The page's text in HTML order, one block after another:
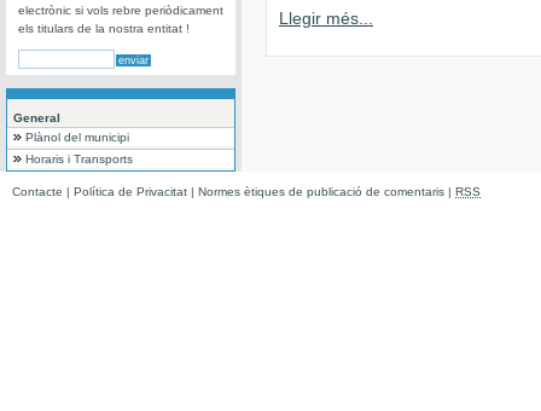
electrònic si vols rebre periòdicament
els titulars de la nostra entitat !
General
Plànol del municipi
Horaris i Transports
Llegir més...
Contacte | Política de Privacitat | Normes ètiques de publicació de comentaris | RSS